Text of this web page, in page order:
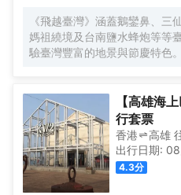
《飛越臺灣》涵蓋鵝鑾鼻、三
媽祖繞境及台南鹽水蜂炮等等
驗臺灣豐富的地景與節慶特色。
【高雄海
行套票
香港 高雄
出行日期:
4.3分